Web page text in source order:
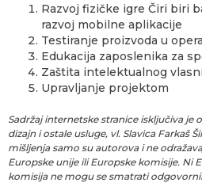
Razvoj fizičke igre Čiri biri
razvoj mobilne aplikacije
Testiranje proizvoda u
Edukacija zaposlenika za
Zaštita intelektualnog
Upravljanje projektom
Sadržaj internetske stranice isključiva je
dizajn i ostale usluge, vl. Slavica Farkaš
mišljenja samo su autorova i ne
Europske unije ili Europske komisije. Ni
komisija ne mogu se smatrati